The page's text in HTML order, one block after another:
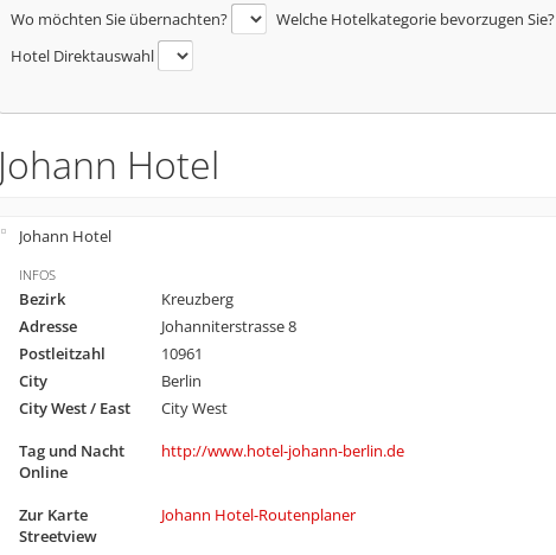
Wo möchten Sie übernachten?
Welche Hotelkategorie bevorzugen Sie?
Hotel Direktauswahl
Johann Hotel
Johann Hotel
INFOS
Bezirk
Kreuzberg
Adresse
Johanniterstrasse 8
Postleitzahl
10961
City
Berlin
City West / East
City West
Tag und Nacht
Online
http://www.hotel-johann-berlin.de
Zur Karte
Streetview
Johann Hotel-Routenplaner